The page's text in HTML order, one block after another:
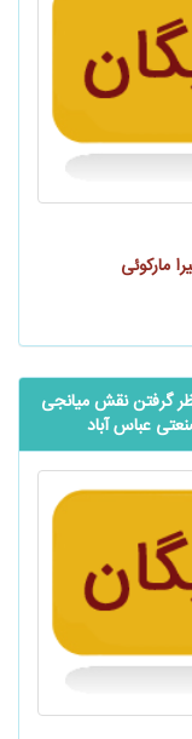
مارکوئی
نظر گرفتن نقش میانجی
عباس آباد